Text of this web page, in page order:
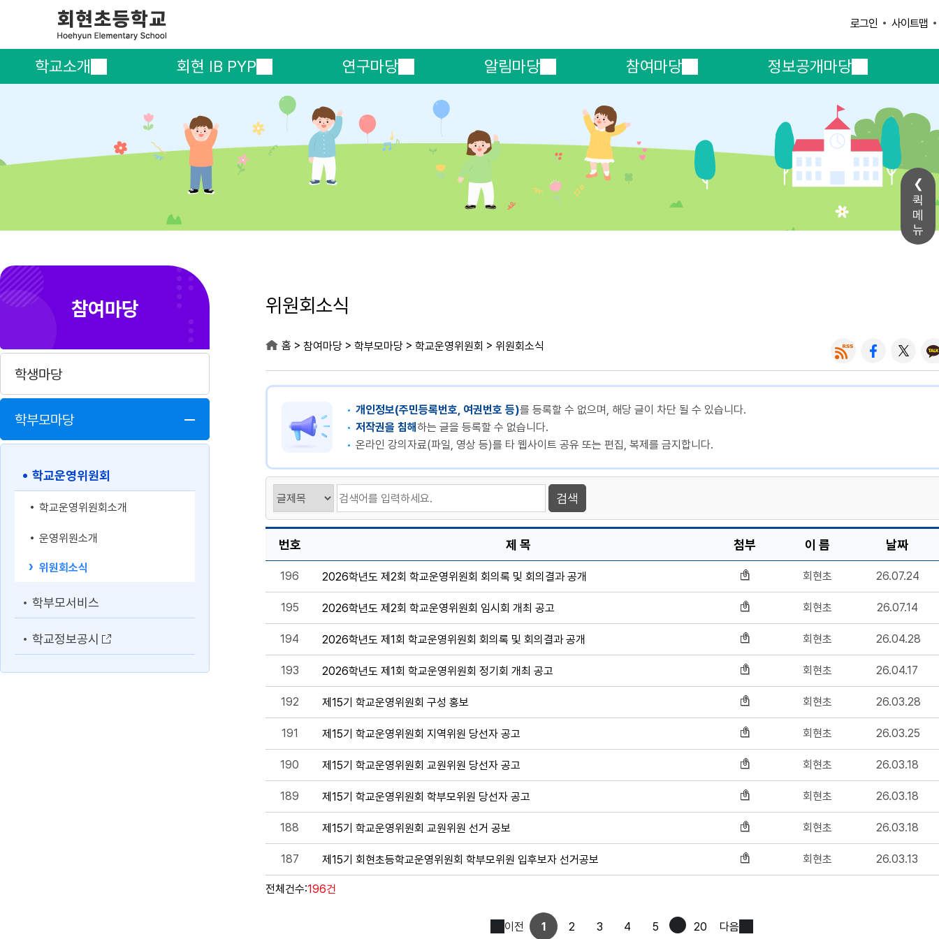
퀵
메
뉴
로그인 사이트맵
학교소개 회현 IB PYP 연구마당 알림마당 참여마당 정보공개마당
참여마당
학생마당
학부모마당
학교운영위원회
학교운영위원회소개
운영위원소개
위원회소식
학부모서비스
학교정보공시
위원회소식
홈 > 참여마당 > 학부모마당 > 학교운영위원회 > 위원회소식
개인정보(주민등록번호, 여권번호 등)를 등록할 수 없으며, 해당 글이 차단 될 수 있습니다.
저작권을 침해하는 글을 등록할 수 없습니다.
온라인 강의자료(파일, 영상 등)를 타 웹사이트 공유 또는 편집, 복제를 금지합니다.
번호 제 목 첨부 이 름 날짜
196 2026학년도 제2회 학교운영위원회 회의록 및 회의결과 공개 회현초 26.07.24
195 2026학년도 제2회 학교운영위원회 임시회 개최 공고 회현초 26.07.14
194 2026학년도 제1회 학교운영위원회 회의록 및 회의결과 공개 회현초 26.04.28
193 2026학년도 제1회 학교운영위원회 정기회 개최 공고 회현초 26.04.17
192 제15기 학교운영위원회 구성 홍보 회현초 26.03.28
191 제15기 학교운영위원회 지역위원 당선자 공고 회현초 26.03.25
190 제15기 학교운영위원회 교원위원 당선자 공고 회현초 26.03.18
189 제15기 학교운영위원회 학부모위원 당선자 공고 회현초 26.03.18
188 제15기 학교운영위원회 교원위원 선거 공보 회현초 26.03.18
187 제15기 회현초등학교운영위원회 학부모위원 입후보자 선거공보 회현초 26.03.13
전체건수:196건
이전 1 2 3 4 5 20 다음